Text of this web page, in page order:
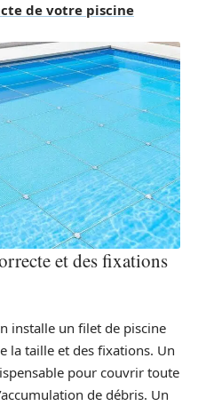
de votre piscine
et des fixations
installe un filet de piscine
la taille et des fixations. Un
pour couvrir toute
de débris. Un